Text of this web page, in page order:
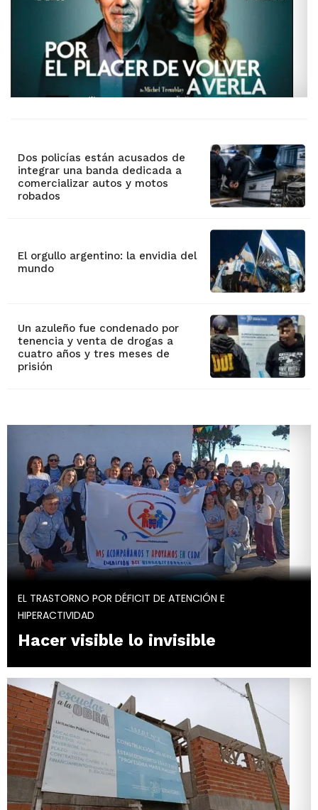
Dos policías están acusados de
integrar una banda dedicada a
comercializar autos y motos
robados
El orgullo argentino: la envidia del
mundo
Un azuleño fue condenado por
tenencia y venta de drogas a
cuatro años y tres meses de
prisión
EL TRASTORNO POR DÉFICIT DE ATENCIÓN E
HIPERACTIVIDAD
Hacer visible lo invisible